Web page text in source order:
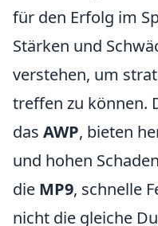
für den Erfolg im
Stärken und
verstehen, um
treffen zu können.
das AWP, bieten
und hohen
die MP9, schnelle
nicht die gleiche